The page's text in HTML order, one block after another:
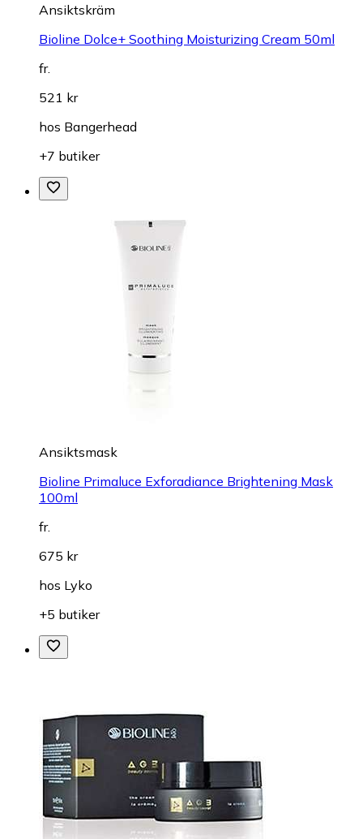
Ansiktskräm
Bioline Dolce+ Soothing Moisturizing Cream 50ml
fr.
521 kr
hos Bangerhead
+7 butiker
Ansiktsmask
Bioline Primaluce Exforadiance Brightening Mask
100ml
fr.
675 kr
hos Lyko
+5 butiker